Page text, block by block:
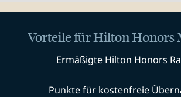
Vorteile für Hilton Honors
Ermäßigte Hilton Honors
Punkte für kostenfreie